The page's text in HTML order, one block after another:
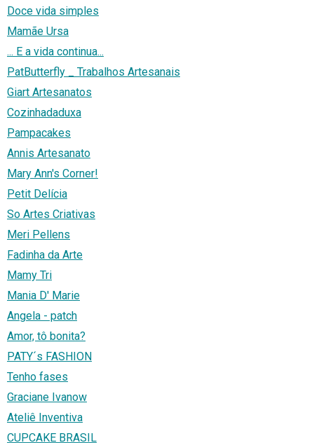
Doce vida simples
Mamãe Ursa
... E a vida continua...
PatButterfly _ Trabalhos Artesanais
Giart Artesanatos
Cozinhadaduxa
Pampacakes
Annis Artesanato
Mary Ann's Corner!
Petit Delícia
So Artes Criativas
Meri Pellens
Fadinha da Arte
Mamy Tri
Mania D' Marie
Angela - patch
Amor, tô bonita?
PATY´s FASHION
Tenho fases
Graciane Ivanow
Ateliê Inventiva
CUPCAKE BRASIL